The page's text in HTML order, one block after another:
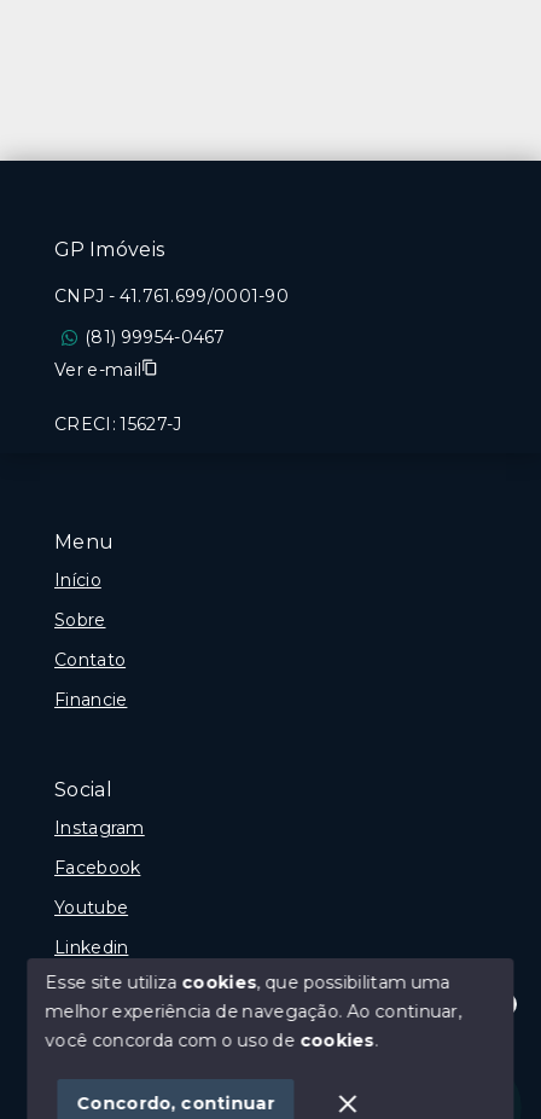
Olá! Estamos disponíveis para te ajudar.
Menu
Início
Sobre
Contato
Financie
Social
Instagram
Facebook
Youtube
Linkedin
© Copyright 2026 - GP Imóveis - Todos os direitos
SITE PARA IMOBILIARIA
GP Imóveis
CNPJ - 41.761.699/0001-90
(81) 99954-0467
Ver e-mail
CRECI: 15627-J
Esse site utiliza cookies, que possibilitam uma
melhor experiência de navegação.Ao continuar,
você concorda com o uso de cookies.
Concordo, continuar